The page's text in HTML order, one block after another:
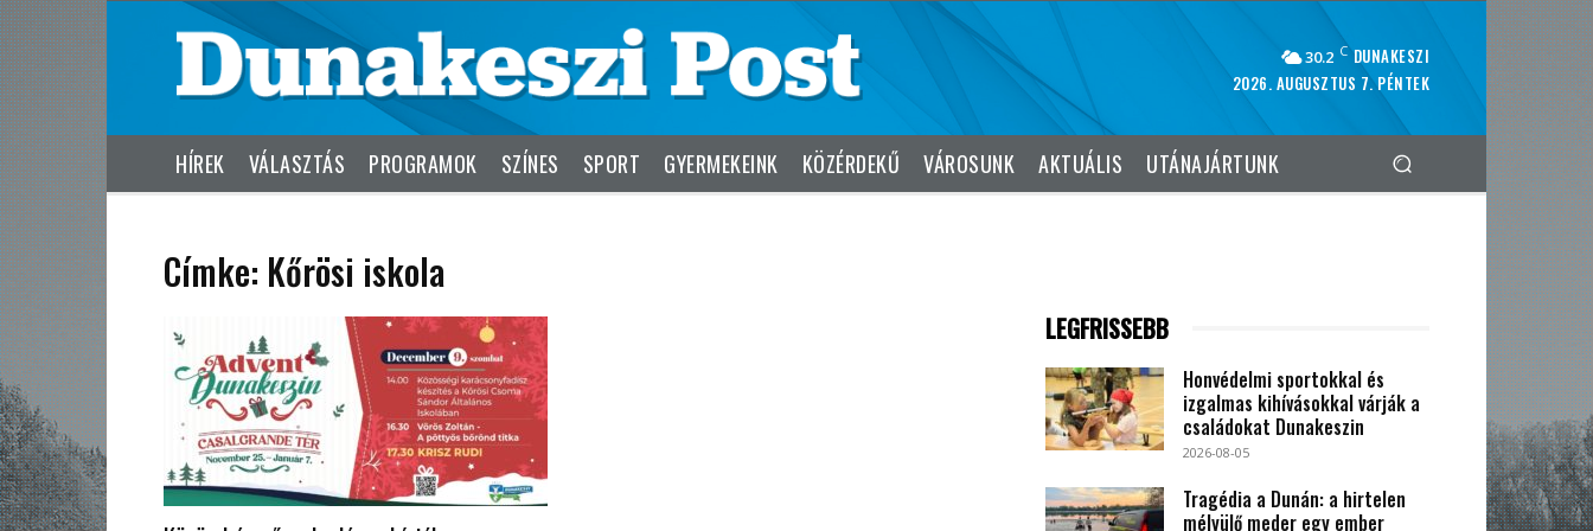
30.2 C DUNAKESZI
2026. AUGUSZTUS 7. PÉNTEK
HÍREK VÁLASZTÁS PROGRAMOK SZÍNES SPORT GYERMEKEINK KÖZÉRDEKŰ VÁROSUNK AKTUÁLIS UTÁNAJÁRTUNK
Címke: Kőrösi iskola
LEGFRISSEBB
Honvédelmi sportokkal és
izgalmas kihívásokkal várják a
családokat Dunakeszin
2026-08-05
Tragédia a Dunán: a hirtelen
mélyülő meder egy ember